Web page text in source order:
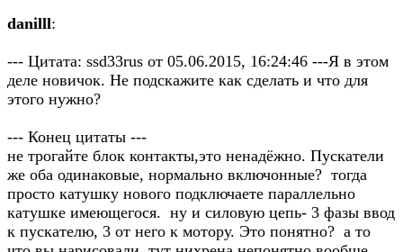
danilll:
--- Цитата: ssd33rus от 05.06.2015, 16:24:46 ---Я в этом
деле новичок. Не подскажите как сделать и что для
этого нужно?
--- Конец цитаты ---
не трогайте блок контакты,это ненадёжно. Пускатели
же оба одинаковые, нормально включонные? тогда
просто катушку нового подключаете параллельно
катушке имеющегося. ну и силовую цепь- 3 фазы ввод
к пускателю, 3 от него к мотору. Это понятно? а то